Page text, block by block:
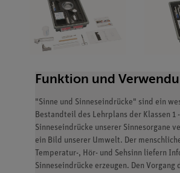
Funktion und
"Sinne und Sinneseindrücke" sind ein
Bestandteil des Lehrplans der Klassen 1
Sinneseindrücke unserer Sinnesorgane
ein Bild unserer Umwelt. Der
Temperatur-, Hör- und Sehsinn liefern
Sinneseindrücke erzeugen. Den Vorgang